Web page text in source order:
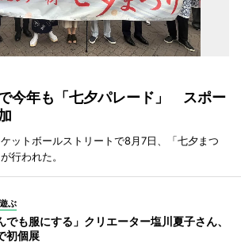
今年も「七夕パレード」 スポー
ットボールストリートで8月7日、「七夕まつ
行われた。
ぶ
でも服にする」クリエーター塩川夏子さん、
初個展